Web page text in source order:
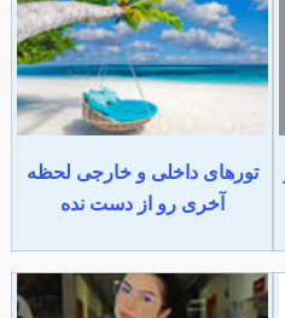
تورهای داخلی و خارجی لحظه
آخری رو از دست نده